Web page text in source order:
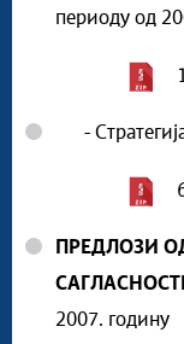
периоду од
-
ПРЕДЛОЗИ
2007. годину